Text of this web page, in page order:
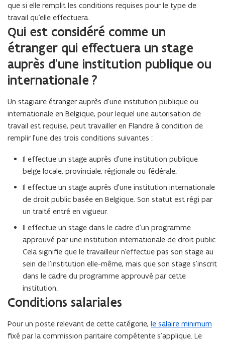
que si elle remplit les conditions requises pour le type de
travail qu’elle effectuera.
Qui est considéré comme un
étranger qui effectuera un stage
auprès d’une institution publique ou
internationale ?
Un stagiaire étranger auprès d’une institution publique ou
internationale en Belgique, pour lequel une autorisation de
travail est requise, peut travailler en Flandre à condition de
remplir l’une des trois conditions suivantes :
Il effectue un stage auprès d’une institution publique
belge locale, provinciale, régionale ou fédérale.
Il effectue un stage auprès d’une institution internationale
de droit public basée en Belgique. Son statut est régi par
un traité entré en vigueur.
Il effectue un stage dans le cadre d’un programme
approuvé par une institution internationale de droit public.
Cela signifie que le travailleur n’effectue pas son stage au
sein de l’institution elle-même, mais que son stage s’inscrit
dans le cadre du programme approuvé par cette
institution.
Conditions salariales
Pour un poste relevant de cette catégorie, le salaire minimum
fixé par la commission paritaire compétente s’applique. Le